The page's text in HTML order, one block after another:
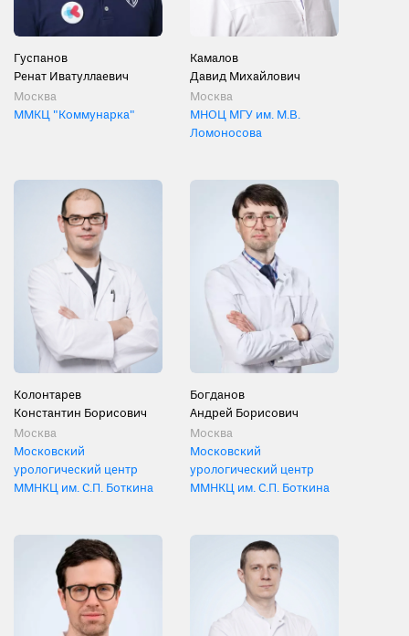
Гуспанов
Ренат Иватуллаевич
Москва
ММКЦ "Коммунарка"
Камалов
Давид Михайлович
Москва
МНОЦ МГУ им. М.В.
Ломоносова
Колонтарев
Константин Борисович
Москва
Московский
урологический центр
ММНКЦ им. С.П. Боткина
Богданов
Андрей Борисович
Москва
Московский
урологический центр
ММНКЦ им. С.П. Боткина